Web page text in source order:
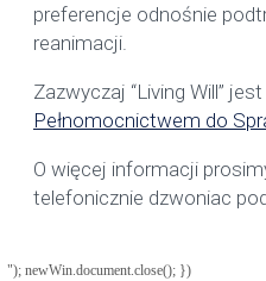
preferencje odnośnie
reanimacji.
Zazwyczaj “Living Will”
Pełnomocnictwem do
O więcej informacji
telefonicznie dzwoniac
"); newWin.document.close(); })